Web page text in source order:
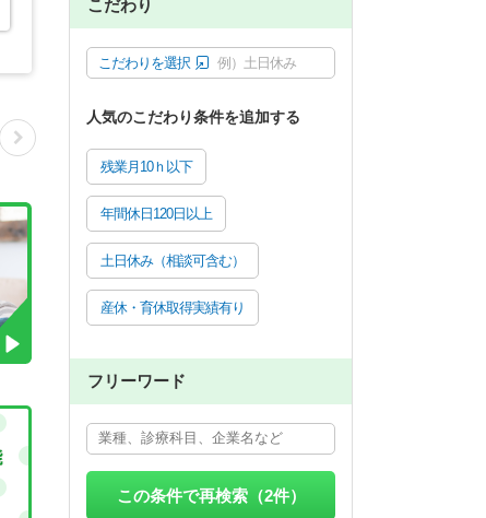
こだわり
こだわりを選択 例）土日休み
人気のこだわり条件を追加する
残業月10ｈ以下
年間休日120日以上
土日休み（相談可含む）
産休・育休取得実績有り
フリーワード
この条件で再検索（2件）